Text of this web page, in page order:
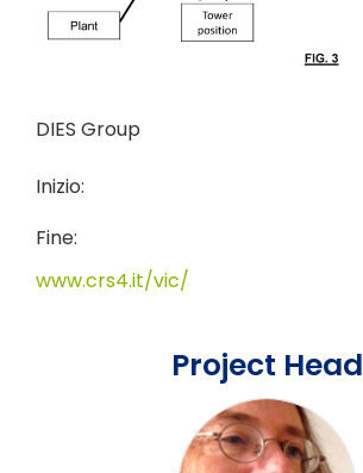
DIES Group
Inizio:
Fine:
www.crs4.it/vic/
Project Head